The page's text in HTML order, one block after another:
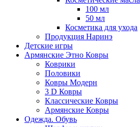
100 мл
50 мл
Косметика для ухода
Продукция Наринэ
Детские игры
Армянские Этно Ковры
Коврики
Половики
Ковры Модерн
3 D Ковры
Классические Ковры
Армянские Ковры
Одежда. Обувь